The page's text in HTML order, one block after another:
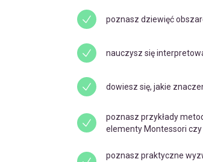
poznasz dziewięć
nauczysz się
dowiesz się, jakie
poznasz przykłady
elementy Montessori
poznasz praktyczne